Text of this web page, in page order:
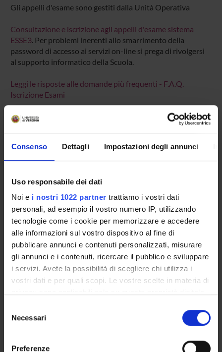
Consenso Dettagli Impostazioni degli annunci
Uso responsabile dei dati
Noi e i nostri 1022 partner trattiamo i vostri dati
personali, ad esempio il vostro numero IP, utilizzando
tecnologie come i cookie per memorizzare e accedere
alle informazioni sul vostro dispositivo al fine di
pubblicare annunci e contenuti personalizzati, misurare
gli annunci e i contenuti, ricercare il pubblico e sviluppare
i servizi. Avete la possibilità di scegliere chi utilizza i
vostri dati e per quali scopi. Le vostre scelte in materia di
modificare o revocare il proprio consenso in qualsiasi
momento dalla Dichiarazione sui cookie o facendo clic
delNecessari
Preferenze
Gli appelli d'esame sono gestiti dalla Unità Operativa
Consultazione e iscrizione agli appelli d'esame sistema
ESSE3. Per problemi inerenti allo smarrimento della
password di accesso ai servizi on-line si prega di rivolgersi
al supporto informatico della Scuola.
Leggi le risposte alle domande più frequenti - F.A.Q.
Iscrizione Esami
Presentazione
Insegnamenti
Piani didattici
Calendario esami
Bacheca avvisi
Proposte tesi e stage
Organi collegiali e di governo
Docenti